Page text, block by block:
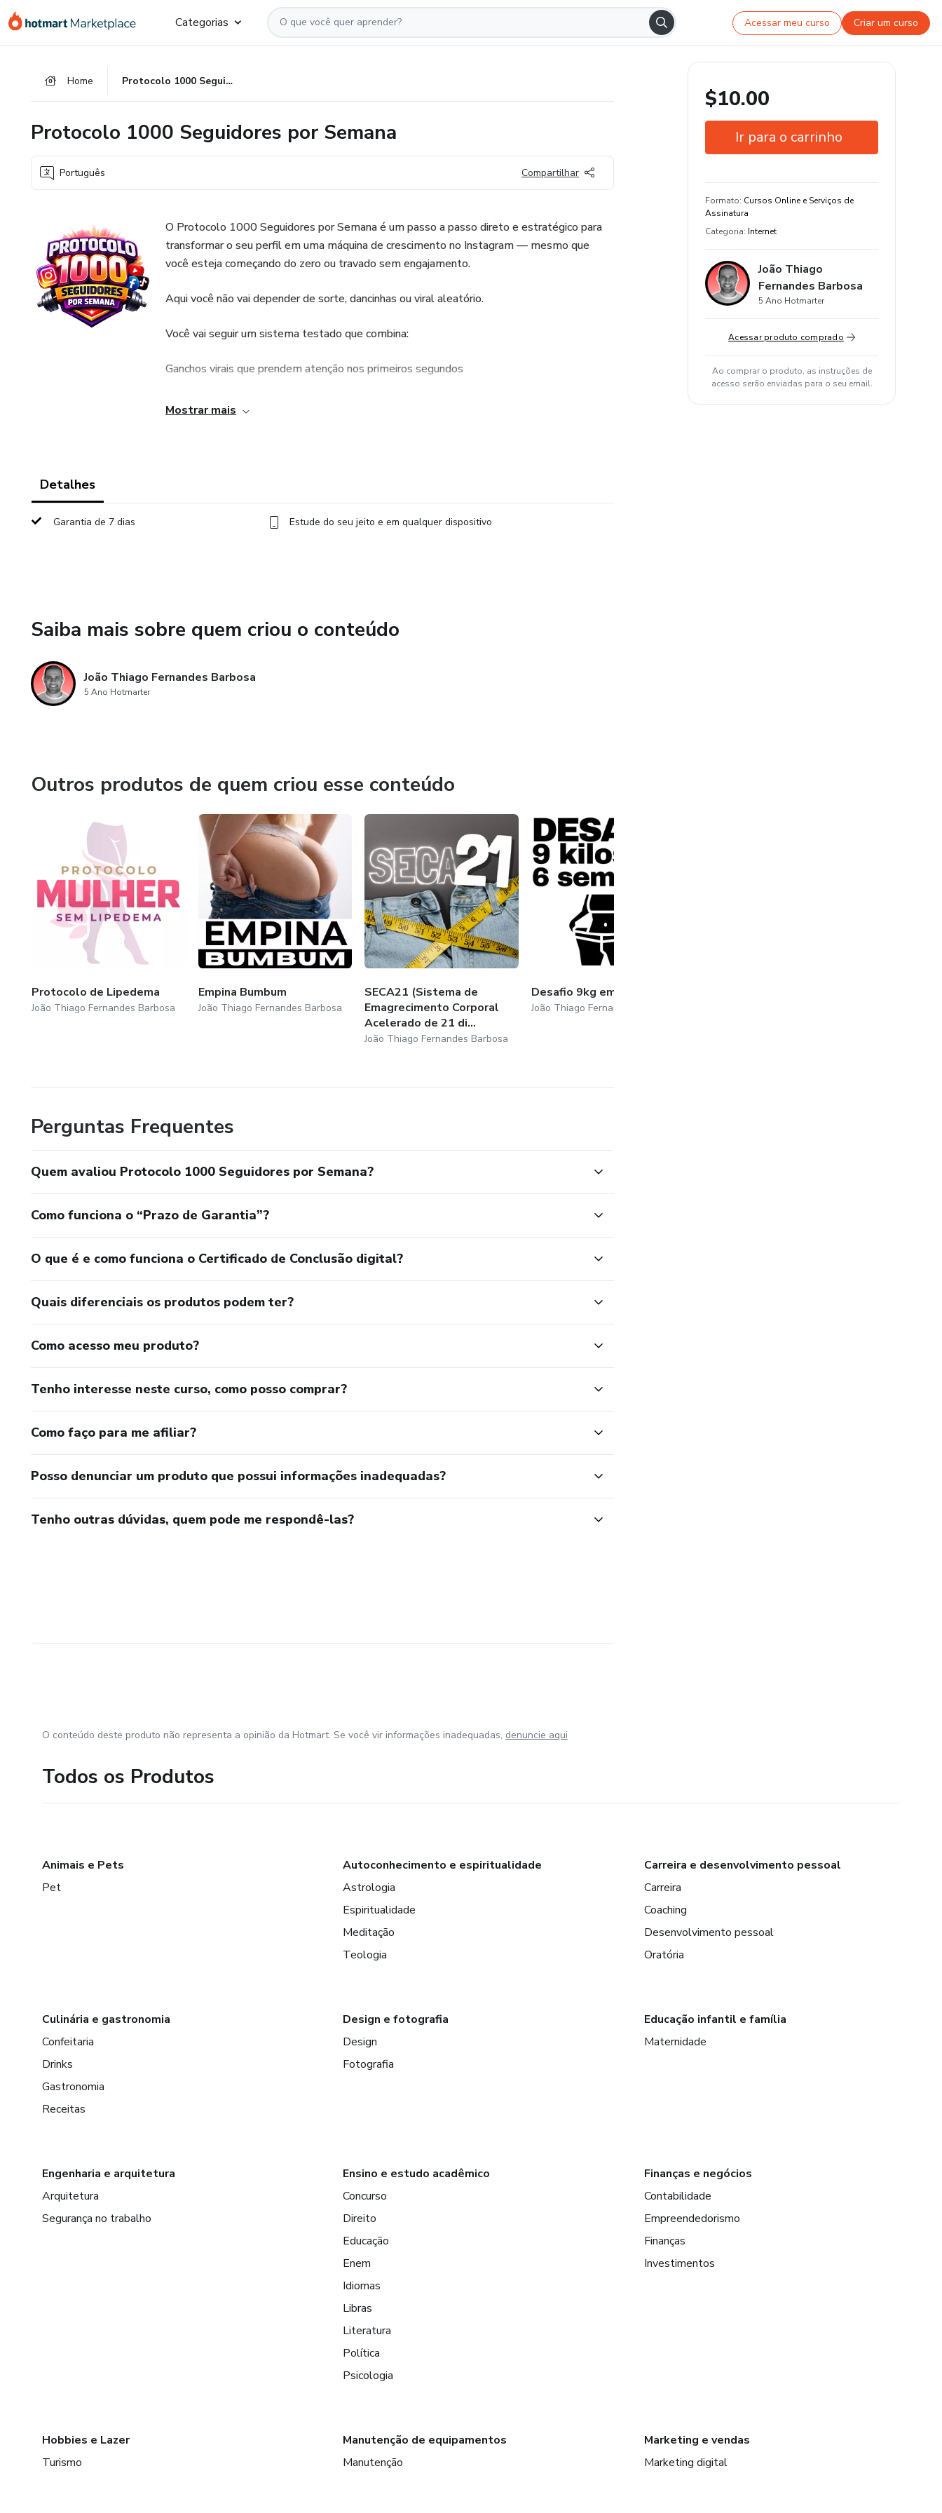
para
para
para
Categorias Acessar meu curso Criar um curso
Home Protocolo 1000 Seguidores por Semana
Protocolo 1000 Seguidores por Semana
Português Compartilhar
O Protocolo 1000 Seguidores por Semana é um passo a passo direto e estratégico para
transformar o seu perfil em uma máquina de crescimento no Instagram — mesmo que
você esteja começando do zero ou travado sem engajamento.
Aqui você não vai depender de sorte, dancinhas ou viral aleatório.
Você vai seguir um sistema testado que combina:
Ganchos virais que prendem atenção nos primeiros segundos
Roteiros prontos que fazem as pessoas assistirem até o final
Consomem seu conteúdo
Mostrar mais
Detalhes
Garantia de 7 dias Estude do seu jeito e em qualquer dispositivo
Saiba mais sobre quem criou o conteúdo
João Thiago Fernandes Barbosa
5 Ano Hotmarter
Outros produtos de quem criou esse conteúdo
Protocolo de Lipedema
João Thiago Fernandes Barbosa
Empina Bumbum
João Thiago Fernandes Barbosa
SECA21 (Sistema de
Emagrecimento Corporal
Acelerado de 21 di...
João Thiago Fernandes Barbosa
Desafio 9kg em 6 semanas
João Thiago Fernandes Barbosa
Perguntas Frequentes
Quem avaliou Protocolo 1000 Seguidores por Semana?
Como funciona o “Prazo de Garantia”?
O que é e como funciona o Certificado de Conclusão digital?
Quais diferenciais os produtos podem ter?
Como acesso meu produto?
Tenho interesse neste curso, como posso comprar?
Como faço para me afiliar?
Posso denunciar um produto que possui informações inadequadas?
Tenho outras dúvidas, quem pode me respondê-las?
$10.00
Ir para o carrinho
Estude do seu jeito e em qualquer
dispositivo
Formato: Cursos Online e Serviços de
Assinatura
Categoria: Internet
João Thiago
Fernandes Barbosa
5 Ano Hotmarter
Acessar produto comprado
Ao comprar o produto, as instruções de
acesso serão enviadas para o seu email.
O conteúdo deste produto não representa a opinião da Hotmart. Se você vir informações inadequadas, denuncie aqui
Todos os Produtos
Animais e Pets
Pet
Autoconhecimento e espiritualidade
Astrologia
Espiritualidade
Meditação
Teologia
Carreira e desenvolvimento pessoal
Carreira
Coaching
Desenvolvimento pessoal
Oratória
Culinária e gastronomia
Confeitaria
Drinks
Gastronomia
Receitas
Design e fotografia
Design
Fotografia
Educação infantil e família
Maternidade
Engenharia e arquitetura
Arquitetura
Segurança no trabalho
Ensino e estudo acadêmico
Concurso
Direito
Educação
Enem
Idiomas
Libras
Literatura
Política
Psicologia
Finanças e negócios
Contabilidade
Empreendedorismo
Finanças
Investimentos
Hobbies e Lazer
Turismo
Manutenção de equipamentos
Manutenção
Marketing e vendas
Marketing digital